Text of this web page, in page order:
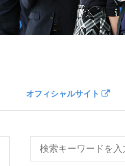
オフィシャルサイト